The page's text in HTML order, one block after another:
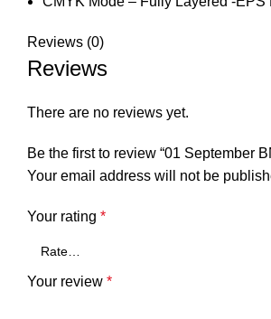
Reviews (0)
Reviews
There are no reviews yet.
Be the first to review “01 September BNP
Your email address will not be
Your rating *
Your review *